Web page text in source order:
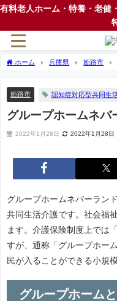
有料老人ホーム・特養・老健
ホーム 兵庫県 姫路市
姫路市 認知症対応型共同生
グループホームネバ
2022年1月28日 2022年1月28日
グループホームネバーラン
共同生活介護です。社会福
ます。介護保険制度上では
すが、通称「グループホー
民が入ることができる小規
グループホーム